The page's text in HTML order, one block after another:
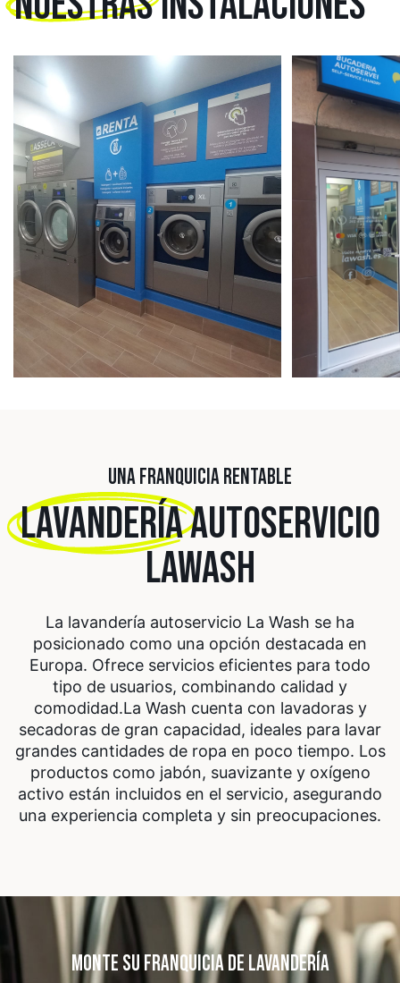
UNA FRANQUICIA RENTABLE
LAVANDERÍAAUTOSERVICIO
LAWASH
La lavandería autoservicio La Wash se ha
posicionado como una opción destacada en
Europa. Ofrece servicios eficientes para todo
tipo de usuarios, combinando calidad y
comodidad.La Wash cuenta con lavadoras y
secadoras de gran capacidad, ideales para lavar
grandes cantidades de ropa en poco tiempo. Los
productos como jabón, suavizante y oxígeno
activo están incluidos en el servicio, asegurando
una experiencia completa y sin preocupaciones.
MONTE SU FRANQUICIA DE LAVANDERÍA